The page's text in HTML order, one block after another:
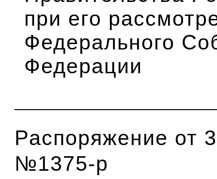
при его
Федерального
Федерации
Распоряжение от
№1375-р